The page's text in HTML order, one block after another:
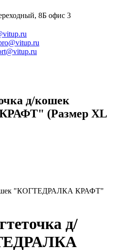
8Б офис 3
д/кошек
(Размер XL
"КОГТЕДРАЛКА КРАФТ"
д/